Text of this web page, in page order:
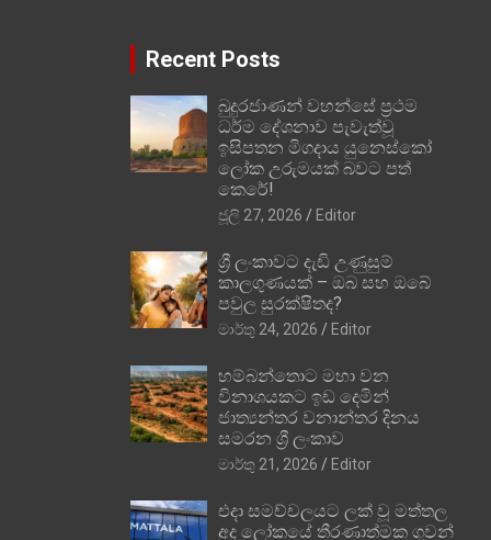
Recent Posts
බුදුරජාණන් වහන්සේ ප්‍රථම
ධර්ම දේශනාව පැවැත්වූ
ඉසිපතන මිගදාය යුනෙස්කෝ
ලෝක උරුමයක් බවට පත්
කෙරේ!
ජූලි 27, 2026 Editor
ශ්‍රී ලංකාවට දැඩි උණුසුම්
කාලගුණයක් – ඔබ සහ ඔබේ
පවුල සුරක්ෂිතද?
මාර්තු 24, 2026 Editor
හම්බන්තොට මහා වන
විනාශයකට ඉඩ දෙමින්
ජාත්‍යන්තර වනාන්තර දිනය
සමරන ශ්‍රී ලංකාව
මාර්තු 21, 2026 Editor
එදා සමච්චලයට ලක් වූ මත්තල
අද ලෝකයේ තීරණාත්මක ගුවන්